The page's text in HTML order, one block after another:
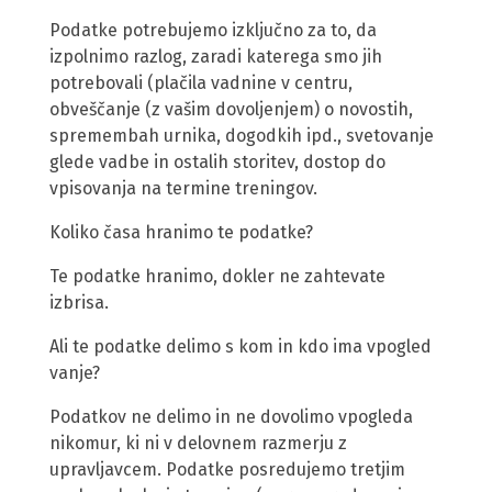
Podatke potrebujemo izključno za to, da
izpolnimo razlog, zaradi katerega smo jih
potrebovali (plačila vadnine v centru,
obveščanje (z vašim dovoljenjem) o novostih,
spremembah urnika, dogodkih ipd., svetovanje
glede vadbe in ostalih storitev, dostop do
vpisovanja na termine treningov.
Koliko časa hranimo te podatke?
Te podatke hranimo, dokler ne zahtevate
izbrisa.
Ali te podatke delimo s kom in kdo ima vpogled
vanje?
Podatkov ne delimo in ne dovolimo vpogleda
nikomur, ki ni v delovnem razmerju z
upravljavcem. Podatke posredujemo tretjim